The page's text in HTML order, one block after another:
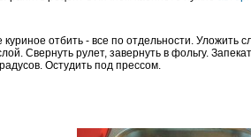
отбить - все по отдельности. Уложить
Свернуть рулет, завернуть в фольгу.
Остудить под прессом.